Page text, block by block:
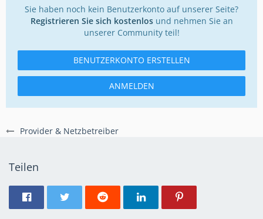
Provider & Netzbetreiber
Sie haben noch kein Benutzerkonto auf unserer Seite?
Registrieren Sie sich kostenlosund nehmen Sie an
unserer Community teil!
BENUTZERKONTO ERSTELLEN
ANMELDEN
Teilen